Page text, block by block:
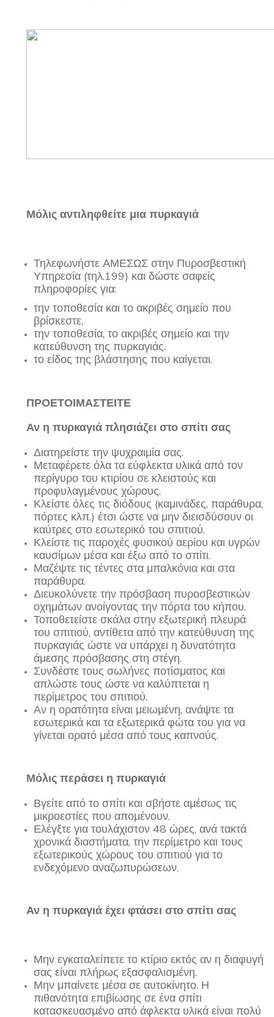
Μόλις αντιληφθείτε μια πυρκαγιά
Τηλεφωνήστε ΑΜΕΣΩΣ στην Πυροσβεστική
Υπηρεσία (τηλ.199) και δώστε σαφείς
πληροφορίες για:
την τοποθεσία και το ακριβές σημείο που
βρίσκεστε,
την τοποθεσία, το ακριβές σημείο και την
κατεύθυνση της πυρκαγιάς.
το είδος της βλάστησης που καίγεται.
ΠΡΟΕΤΟΙΜΑΣΤΕΙΤΕ
Αν η πυρκαγιά πλησιάζει στο σπίτι σας
Διατηρείστε την ψυχραιμία σας.
Μεταφέρετε όλα τα εύφλεκτα υλικά από τον
περίγυρο του κτιρίου σε κλειστούς και
προφυλαγμένους χώρους.
Κλείστε όλες τις διόδους (καμινάδες, παράθυρα,
πόρτες κλπ.) έτσι ώστε να μην διεισδύσουν οι
καύτρες στο εσωτερικό του σπιτιού.
Κλείστε τις παροχές φυσικού αερίου και υγρών
καυσίμων μέσα και έξω από το σπίτι.
Μαζέψτε τις τέντες στα μπαλκόνια και στα
παράθυρα.
Διευκολύνετε την πρόσβαση πυροσβεστικών
οχημάτων ανοίγοντας την πόρτα του κήπου.
Τοποθετείστε σκάλα στην εξωτερική πλευρά
του σπιτιού, αντίθετα από την κατεύθυνση της
πυρκαγιάς ώστε να υπάρχει η δυνατότητα
άμεσης πρόσβασης στη στέγη.
Συνδέστε τους σωλήνες ποτίσματος και
απλώστε τους ώστε να καλύπτεται η
περίμετρος του σπιτιού.
Αν η ορατότητα είναι μειωμένη, ανάψτε τα
εσωτερικά και τα εξωτερικά φώτα του για να
γίνεται ορατό μέσα από τους καπνούς.
Μόλις περάσει η πυρκαγιά
Βγείτε από το σπίτι και σβήστε αμέσως τις
μικροεστίες που απομένουν.
Ελέγξτε για τουλάχιστον 48 ώρες, ανά τακτά
χρονικά διαστήματα, την περίμετρο και τους
εξωτερικούς χώρους του σπιτιού για το
ενδεχόμενο αναζωπυρώσεων.
Αν η πυρκαγιά έχει φτάσει στο σπίτι σας
Μην εγκαταλείπετε το κτίριο εκτός αν η διαφυγή
σας είναι πλήρως εξασφαλισμένη.
Μην μπαίνετε μέσα σε αυτοκίνητο. Η
πιθανότητα επιβίωσης σε ένα σπίτι
κατασκευασμένο από άφλεκτα υλικά είναι πολύ